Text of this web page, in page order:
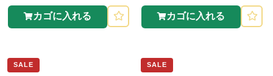
カゴに入れる カゴに入れる
SALE SALE